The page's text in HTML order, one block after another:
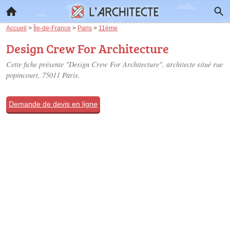
Accueil > Île-de-France > Paris > 11ème
Design Crew For Architecture
Cette fiche présente "Design Crew For Architecture", architecte situé rue
popincourt, 75011 Paris.
Demande de devis en ligne